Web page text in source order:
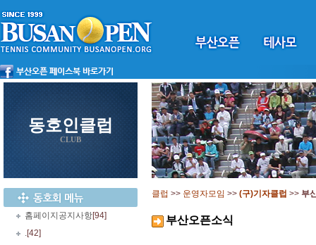
동호인클럽
CLUB
홈페이지공지사항[94]
.[42]
클럽 >> 운영자모임 >> (구)기자클럽 >> 부
부산오픈소식